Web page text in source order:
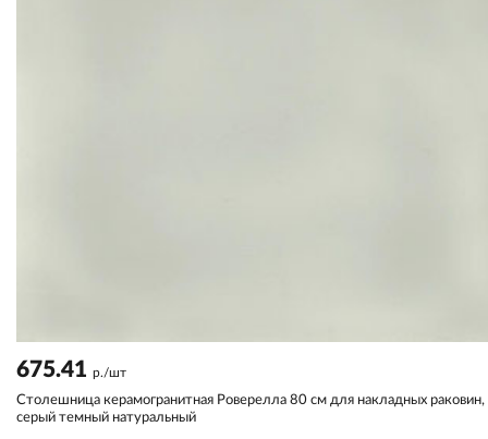
675.41 р./шт
Столешница керамогранитная Роверелла 80 см для накладных раковин,
серый темный натуральный